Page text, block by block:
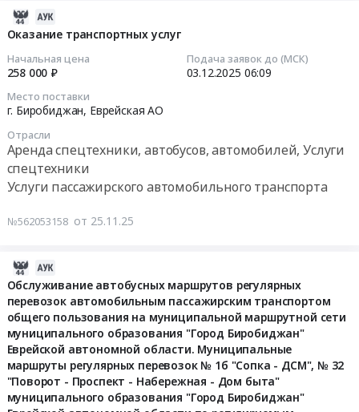
Оказание транспортных услуг
Начальная цена
258 000 ₽
Подача заявок до (МСК)
03.12.2025 06:09
Место поставки
г. Биробиджан, Еврейская АО
Отрасли
Аренда спецтехники, автобусов, автомобилей, Услуги
спецтехники
Услуги пассажирского автомобильного транспорта
№562053158 от 25.11.25
Обслуживание автобусных маршрутов регулярных
перевозок автомобильным пассажирским транспортом
общего пользования на муниципальной маршрутной сети
муниципального образования "Город Биробиджан"
Еврейской автономной области. Муниципальные
маршруты регулярных перевозок № 1б "Сопка - ДСМ", № 32
"Поворот - Проспект - Набережная - Дом быта"
муниципального образования "Город Биробиджан"